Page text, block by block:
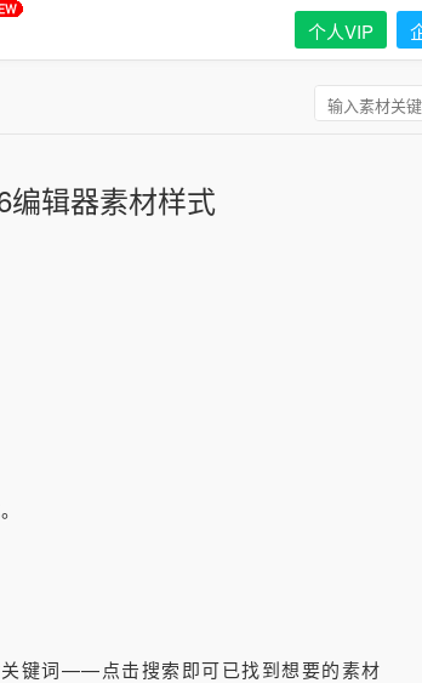
个人VIP
编辑器素材样式
键词——点击搜索即可已找到想要的素材